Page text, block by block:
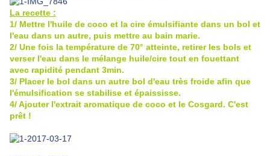
La recette :
1/ Mettre l'huile de coco et la cire émulsifiante dans un bol et
l'eau dans un autre, puis mettre au bain marie.
2/ Une fois la température de 70° atteinte, retirer les bols et
verser l'eau dans le mélange huile/cire tout en fouettant
avec rapidité pendant 3min.
3/ Placer le bol dans un autre bol d'eau très froide afin que
l'émulsification se stabilise et épaississe.
4/ Ajouter l'extrait aromatique de coco et le Cosgard. C'est
prêt !